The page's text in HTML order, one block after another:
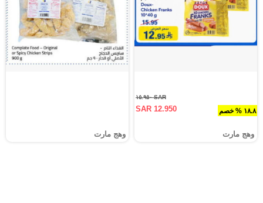
١٨.٨ % خصم
SAR ١٥.٩٥٠
SAR 12.950
وهج مارت وهج مارت